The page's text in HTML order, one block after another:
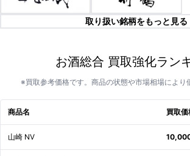
取り扱い銘柄をもっと見る
お酒総合 買取強化ラン
※買取参考価格です。商品の状態や市場相場により
商品名 買取価
山崎 NV